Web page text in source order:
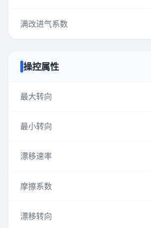
满改进气系数
操控属性
最大转向
最小转向
漂移速率
摩擦系数
漂移转向